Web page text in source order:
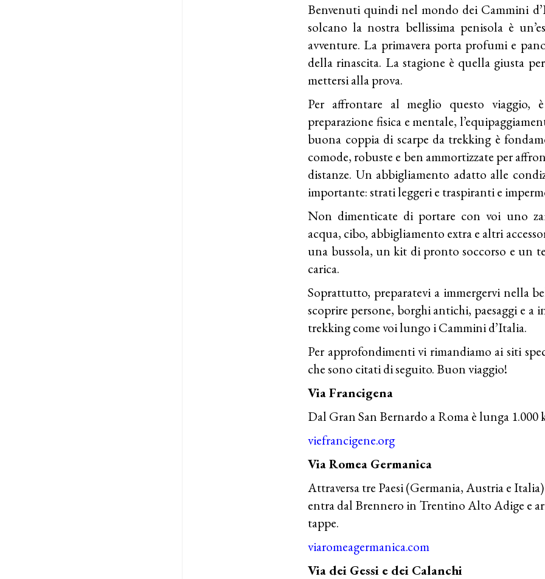
Benvenuti quindi nel mondo dei Cammini
solcano la nostra bellissima penisola è
avventure. La primavera porta profumi e
della rinascita. La stagione è quella giusta
mettersi alla prova.
Per affrontare al meglio questo viaggio,
preparazione fisica e mentale,
buona coppia di scarpe da trekking è
comode, robuste e ben ammortizzate per
distanze. Un abbigliamento adatto alle
importante: strati leggeri e traspiranti e
Non dimenticate di portare con voi uno
acqua, cibo, abbigliamento extra e altri
una bussola, un kit di pronto soccorso e un
carica.
Soprattutto, preparatevi a immergervi nella
scoprire persone, borghi antichi, paesaggi e a
trekking come voi lungo i Cammini d’Italia.
Per approfondimenti vi rimandiamo ai siti
che sono citati di seguito. Buon viaggio!
Via Francigena
Dal Gran San Bernardo a Roma è lunga 1.000
viefrancigene.org
Via Romea Germanica
Attraversa tre Paesi (Germania, Austria e
entra dal Brennero in Trentino Alto Adige e
tappe.
viaromeagermanica.com
Via dei Gessi e dei Calanchi